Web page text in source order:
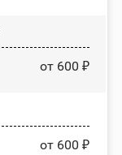
от 600 ₽
от 600 ₽